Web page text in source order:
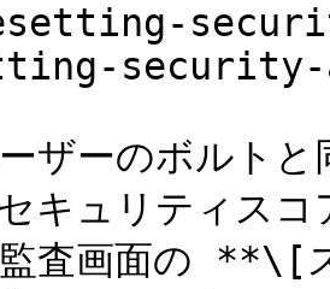
security-
ザーのボルト
キュリティス
監査画面の **\[